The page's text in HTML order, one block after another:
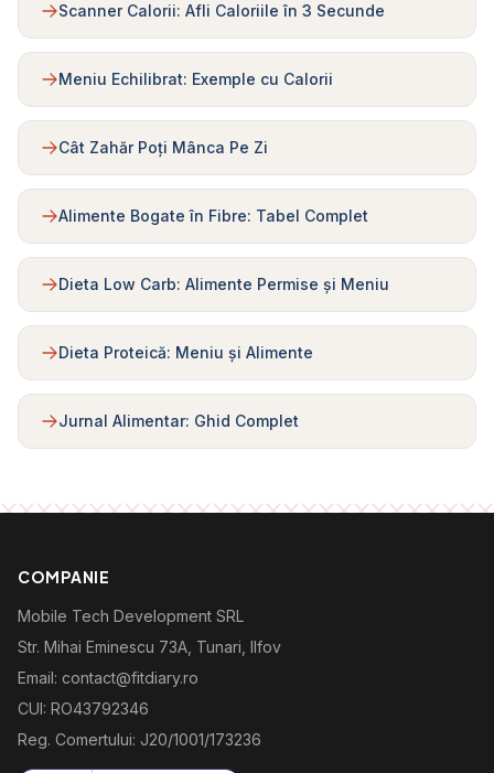
Scanner Calorii: Afli Caloriile în 3 Secunde
Meniu Echilibrat: Exemple cu Calorii
Cât Zahăr Poți Mânca Pe Zi
Alimente Bogate în Fibre: Tabel Complet
Dieta Low Carb: Alimente Permise și Meniu
Dieta Proteică: Meniu și Alimente
Jurnal Alimentar: Ghid Complet
COMPANIE
Mobile Tech Development SRL
Str. Mihai Eminescu 73A, Tunari, Ilfov
Email: contact@fitdiary.ro
CUI: RO43792346
Reg. Comertului: J20/1001/173236